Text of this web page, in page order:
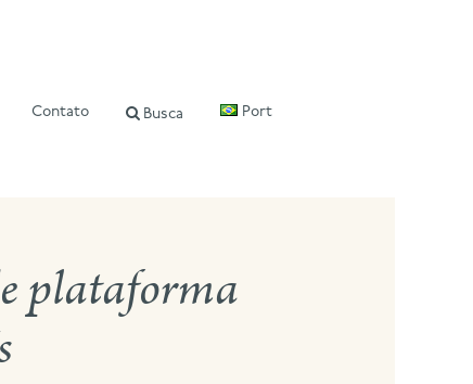
Contato Busca Port
plataforma